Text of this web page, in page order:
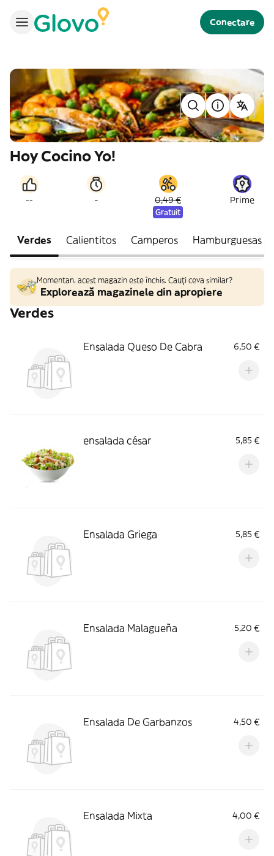
Conectare
Hoy Cocino Yo!
-- - 0,49 €
Gratuit
Prime
Verdes Calientitos Camperos Hamburguesas
Momentan, acest magazin este închis. Cauți ceva similar?
Explorează magazinele din apropiere
Verdes
Ensalada Queso De Cabra 6,50 €
ensalada césar 5,85 €
Ensalada Griega 5,85 €
Ensalada Malagueña 5,20 €
Ensalada De Garbanzos 4,50 €
Ensalada Mixta 4,00 €